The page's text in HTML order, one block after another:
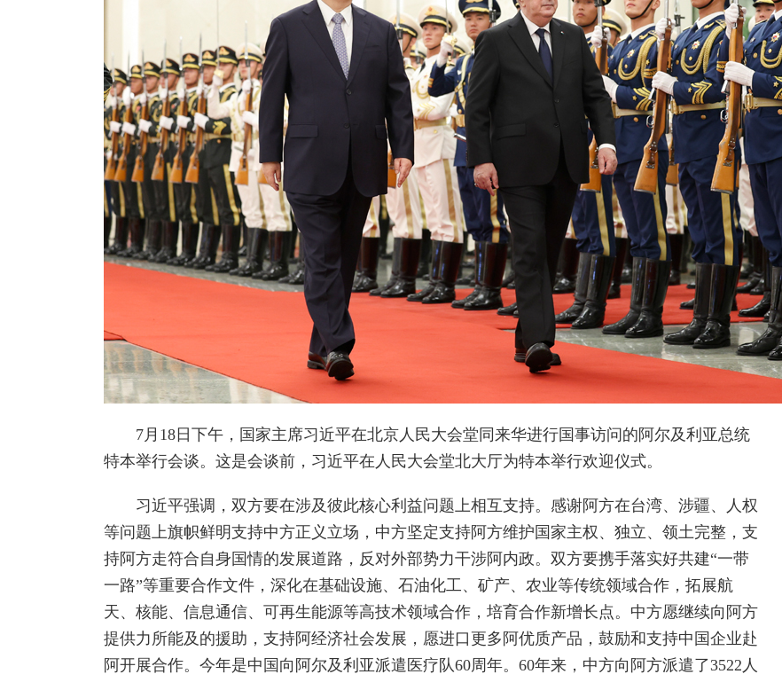
7月18日下午，国家主席习近平在北京人民大会堂同来华进行国事访问的阿尔及利亚总统
特本举行会谈。这是会谈前，习近平在人民大会堂北大厅为特本举行欢迎仪式。
习近平强调，双方要在涉及彼此核心利益问题上相互支持。感谢阿方在台湾、涉疆、人权
等问题上旗帜鲜明支持中方正义立场，中方坚定支持阿方维护国家主权、独立、领土完整，支
持阿方走符合自身国情的发展道路，反对外部势力干涉阿内政。双方要携手落实好共建“一带
一路”等重要合作文件，深化在基础设施、石油化工、矿产、农业等传统领域合作，拓展航
天、核能、信息通信、可再生能源等高技术领域合作，培育合作新增长点。中方愿继续向阿方
提供力所能及的援助，支持阿经济社会发展，愿进口更多阿优质产品，鼓励和支持中国企业赴
阿开展合作。今年是中国向阿尔及利亚派遣医疗队60周年。60年来，中方向阿方派遣了3522人